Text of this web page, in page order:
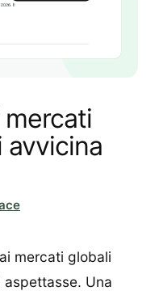
mercati
avvicina
mercati globali
Una